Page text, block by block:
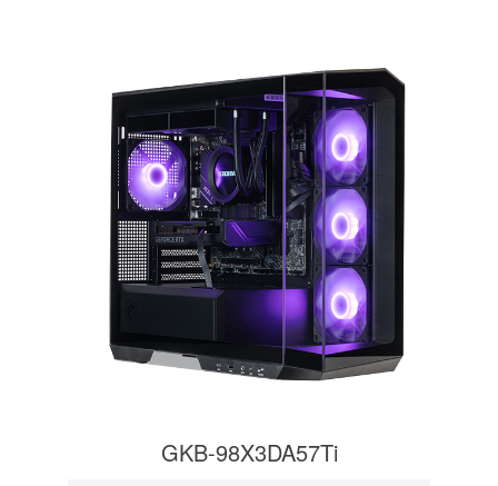
GKB-98X3DA57Ti